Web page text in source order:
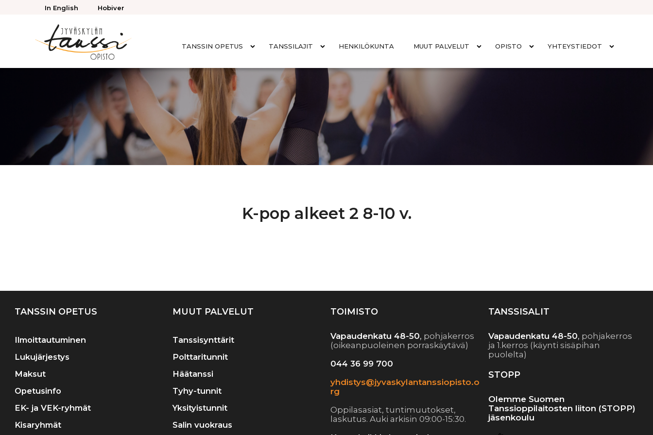
In English Hobiver
Jyväskylän
TANSSIN OPETUS TANSSILAJIT HENKILÖKUNTA MUUT PALVELUT OPISTO YHTEYSTIEDOT
K-pop alkeet 2 8-10 v.
TANSSIN OPETUS
Ilmoittautuminen
Lukujärjestys
Maksut
Opetusinfo
EK- ja VEK-ryhmät
Kisaryhmät
MUUT PALVELUT
Tanssisynttärit
Polttaritunnit
Häätanssi
Tyhy-tunnit
Yksityistunnit
Salin vuokraus
TOIMISTO
Vapaudenkatu 48-50, pohjakerros
(oikeanpuoleinen porraskäytävä)
044 36 99 700
yhdistys@jyvaskylantanssiopisto.o
rg
Oppilasasiat, tuntimuutokset,
laskutus. Auki arkisin 09:00-15:30.
TANSSISALIT
Vapaudenkatu 48-50, pohjakerros
ja 1.kerros (käynti sisäpihan
puolelta)
STOPP
Olemme Suomen
Tanssioppilaitosten liiton (STOPP)
jäsenkoulu